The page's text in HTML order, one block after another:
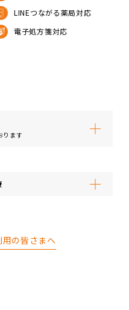
LINEつながる薬局対応
電子処方箋対応
ります
の皆さまへ